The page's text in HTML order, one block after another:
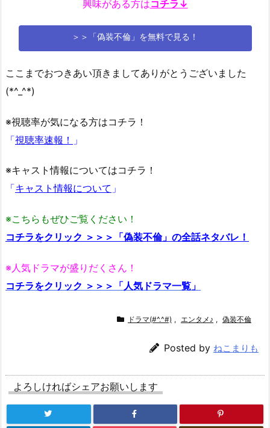
興味がある方はコチラ↓
＞＞「偽装不倫」を無料で見る！
ここまでおつきあい頂きましてありがとうございました
(*^_^*)
※視聴率が気になる方はコチラ！
「視聴率速報！ 」
※キャスト情報についてはコチラ！
「キャスト情報について 」
※こちらもぜひご覧ください！
コチラをクリック ＞＞＞「偽装不倫」の全話ネタバレ！
※人気ドラマが盛りだくさん！
コチラをクリック ＞＞＞「人気ドラマ一覧」
ドラマ(#^.^#) , エンタメ♪ , 偽装不倫
Posted by ねこまりも
よろしければシェアお願いします